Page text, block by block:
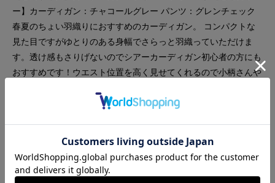
ー】カーディガン：チャコールグレー パンツ：グレンチェック
春夏のちょい羽織りにおすすめのカーディガン。 コンパクトな
見た目ですがゆとりのある身幅でさらっと羽織っていただけま
す。透け感もさりげないのでシアーカーディガン初心者の方にも
おすすめです！ウエスト位置を高く見せてくれるので小柄さんや
#休日 #女子会 #ウォッシャブル
#イージーケア #大きいサイズ #フェミニン